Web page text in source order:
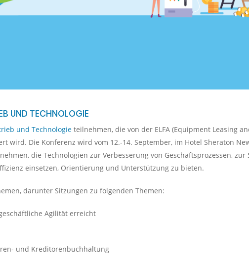
UND TECHNOLOGIE
und Technologieteilnehmen, die von der ELFA (Equipment Leasing
Die Konferenz wird vom 12.-14. September, im Hotel Sheraton
die Technologien zur Verbesserung von Geschäftsprozessen, zur
einsetzen, Orientierung und Unterstützung zu bieten.
darunter Sitzungen zu folgenden Themen:
Agilität erreicht
und Kreditorenbuchhaltung